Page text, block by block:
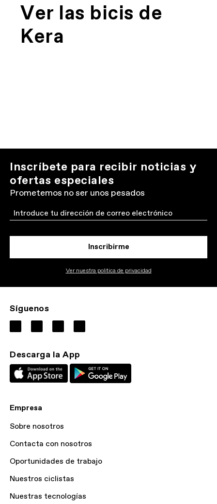
Ver las bicis de
Kera
Inscríbete para recibir noticias y
ofertas especiales
Prometemos no ser unos pesados
Email
Inscribirme
Ver nuestra politica de privacidad
Síguenos
Descarga la App
Empresa
Sobre nosotros
Contacta con nosotros
Oportunidades de trabajo
Nuestros ciclistas
Nuestras tecnologías